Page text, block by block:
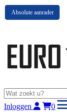
Inloggen 0
Absolute aanrader
Absolute aanrader
Absolute aanrader